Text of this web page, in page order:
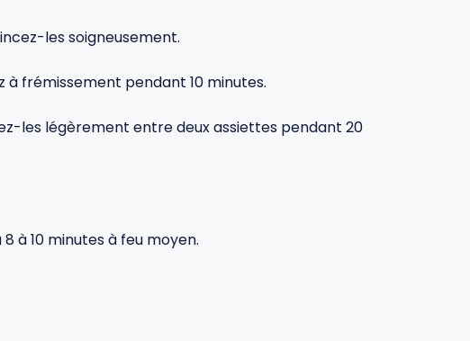
les soigneusement.
à frémissement pendant 10 minutes.
les légèrement entre deux assiettes pendant 20
à 10 minutes à feu moyen.